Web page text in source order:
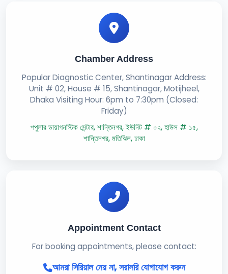
Chamber Address
Popular Diagnostic Center, Shantinagar Address:
Unit # 02, House # 15, Shantinagar, Motijheel,
Dhaka Visiting Hour: 6pm to 7:30pm (Closed:
Friday)
পপুলার ডায়াগনস্টিক সেন্টার, শান্তিনগর, ইউনিট # ০২, হাউস # ১৫,
শান্তিনগর, মতিঝিল, ঢাকা
Appointment Contact
For booking appointments, please contact:
আমরা সিরিয়াল নেয় না, সরাসরি যোগাযোগ করুন